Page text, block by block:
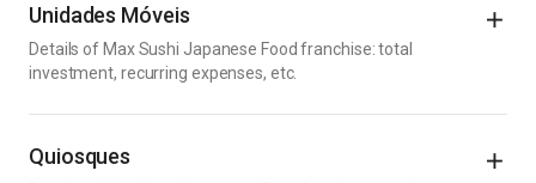
de sushi com sugestões de harmonização com vinho.
Além disso, todas as unidades seguem um mesmo
franquia. Os pratos oferecidos no cardápio são variados e
Unidades Móveis
Details of Max Sushi Japanese Food franchise: total
investment, recurring expenses, etc.
Installation Costs
Quiosques